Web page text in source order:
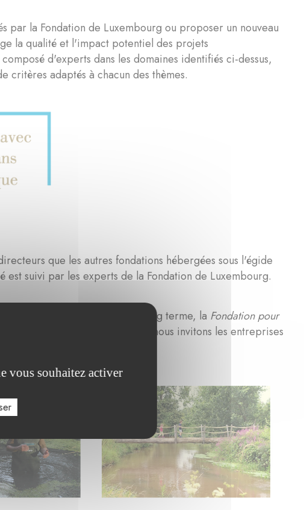
par la Fondation de Luxembourg ou proposer un nouveau
la qualité et l'impact potentiel des projets
composé d'experts dans les domaines identifiés ci-dessus,
critères adaptés à chacun des thèmes.
que les autres fondations hébergées sous l'égide
suivi par les experts de la Fondation de Luxembourg.
philanthropique à long terme, la Fondation pour
Pour plus de renseignements, nous invitons les entreprises
vous souhaitez activer